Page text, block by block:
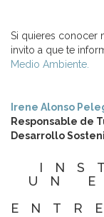
Si quieres conocer
invito a que te
Medio Ambiente.
Irene Alonso
Responsable de
Desarrollo
UN